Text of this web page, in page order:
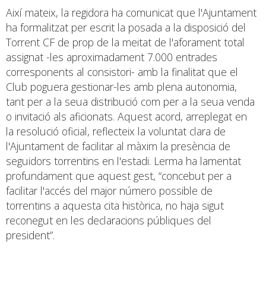
Així mateix, la regidora ha comunicat que l'Ajuntament
ha formalitzat per escrit la posada a la disposició del
Torrent CF de prop de la meitat de l'aforament total
assignat -les aproximadament 7.000 entrades
corresponents al consistori- amb la finalitat que el
Club poguera gestionar-les amb plena autonomia,
tant per a la seua distribució com per a la seua venda
o invitació als aficionats. Aquest acord, arreplegat en
la resolució oficial, reflecteix la voluntat clara de
l'Ajuntament de facilitar al màxim la presència de
seguidors torrentins en l'estadi. Lerma ha lamentat
profundament que aquest gest, “concebut per a
facilitar l'accés del major número possible de
torrentins a aquesta cita històrica, no haja sigut
reconegut en les declaracions públiques del
president”.